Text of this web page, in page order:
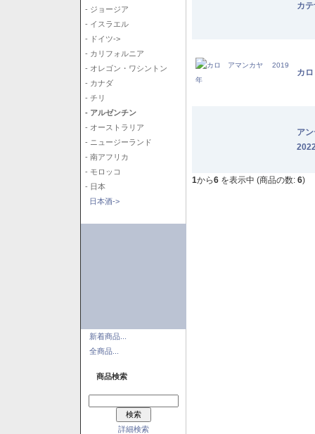
- ジョージア
- イスラエル
- ドイツ->
- カリフォルニア
- オレゴン・ワシントン
- カナダ
- チリ
- アルゼンチン
- オーストラリア
- ニュージーランド
- 南アフリカ
- モロッコ
- 日本
日本酒->
新着商品...
全商品...
商品検索
詳細検索
カ
カ
ア
1から6 を表示中 (商品の数: 6)